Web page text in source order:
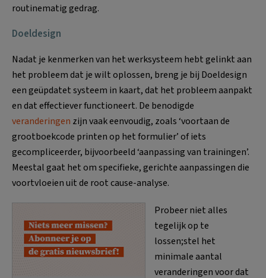
routinematig gedrag.
Doeldesign
Nadat je kenmerken van het werksysteem hebt gelinkt aan
het probleem dat je wilt oplossen, breng je bij Doeldesign
een geüpdatet systeem in kaart, dat het probleem aanpakt
en dat effectiever functioneert. De benodigde
veranderingen zijn vaak eenvoudig, zoals ‘voortaan de
grootboekcode printen op het formulier’ of iets
gecompliceerder, bijvoorbeeld ‘aanpassing van trainingen’.
Meestal gaat het om specifieke, gerichte aanpassingen die
voortvloeien uit de root cause-analyse.
Probeer niet alles
tegelijk op te
lossen;stel het
minimale aantal
veranderingen voor dat